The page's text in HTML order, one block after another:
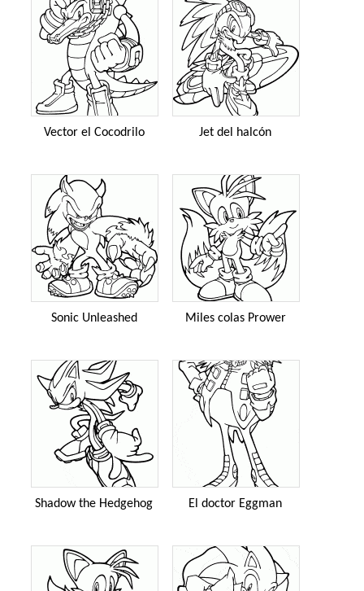
Vector el Cocodrilo Jet del halcón
Sonic Unleashed Miles colas Prower
Shadow the Hedgehog El doctor Eggman